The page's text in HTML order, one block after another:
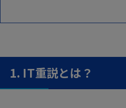
1. IT重説とは？